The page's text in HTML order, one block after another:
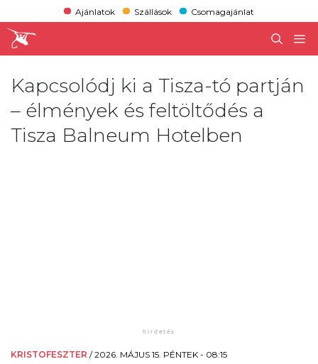
Ajánlatok Szállások Csomagajánlat
Kapcsolódj ki a Tisza-tó partján
– élmények és feltöltődés a
Tisza Balneum Hotelben
KRISTOFESZTER /2026. MÁJUS 15. PÉNTEK - 08:15